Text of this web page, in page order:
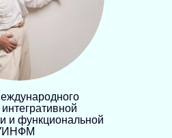
и функциональной